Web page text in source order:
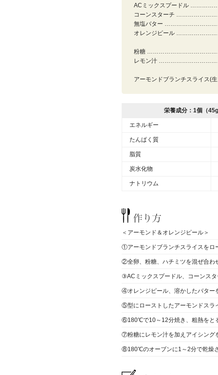
ACミックスプードル
コーンスターチ
無塩バター
オレンジピール
粉糖
レモン汁
アーモンドブランチスライ
栄養成分：1個（
エネルギー
たんぱく質
脂質
炭水化物
ナトリウム
＜アーモンド＆オレンジピール＞
①アーモンドブランチスライスをロ
②全卵、粉糖、ハチミツを混ぜ合わ
③ACミックスプードル、コーンス
④オレンジピール、溶かしたバター
⑤型にローストしたアーモンドスラ
⑥180℃で10～12分焼き、粗熱をと
⑦粉糖にレモン汁を加えアイシン
⑧180℃のオーブンに1～2分で乾燥